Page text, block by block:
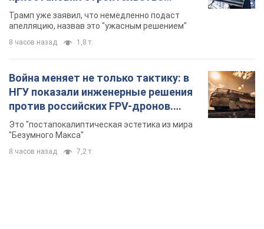
бального зала стоимостью 400 млн
долларов
Трамп уже заявил, что немедленно подаст
апелляцию, назвав это "ужасным решением"
8 часов назад 1,8 т.
Война меняет не только тактику: в
НГУ показали инженерные решения
против российских FPV-дронов.
Фото
Это "постапокалиптическая эстетика из мира
"Безумного Макса"
8 часов назад 7,2 т.